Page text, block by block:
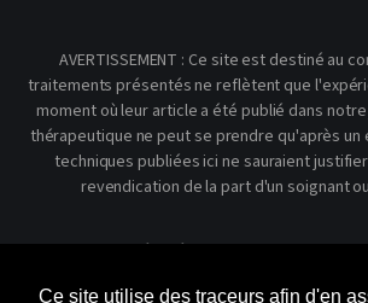
Ce site utilise des traceurs afin d'en
AVERTISSEMENT : Ce site est destiné au
traitements présentés ne reflètent que
moment où leur article a été publié dans
thérapeutique ne peut se prendre qu'après un
techniques publiées ici ne sauraient
revendication de la part d'un soignant
© 2026 Kinésithérapie Scientifique -